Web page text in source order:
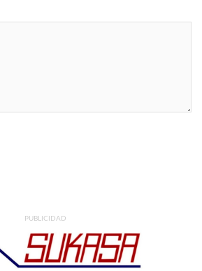
PUBLICIDAD